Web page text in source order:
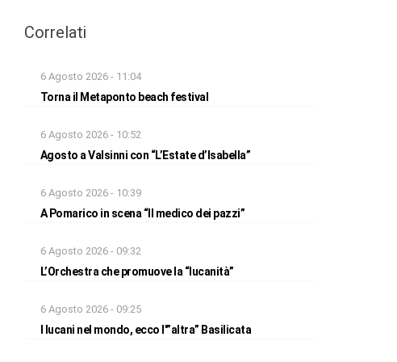
Correlati
6 Agosto 2026 - 11:04
Torna il Metaponto beach festival
6 Agosto 2026 - 10:52
Agosto a Valsinni con “L’Estate d’Isabella”
6 Agosto 2026 - 10:39
A Pomarico in scena “Il medico dei pazzi”
6 Agosto 2026 - 09:32
L’Orchestra che promuove la “lucanità”
6 Agosto 2026 - 09:25
I lucani nel mondo, ecco l'”altra” Basilicata